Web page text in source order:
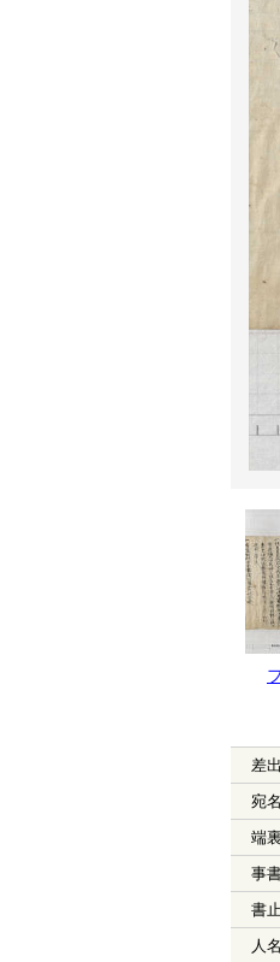
差
宛
端
事
書止
人名